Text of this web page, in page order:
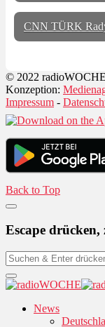
CNN TÜRK
© 2022
Konzeption:
Impressum -
Back to Top
Escape drücken,
News